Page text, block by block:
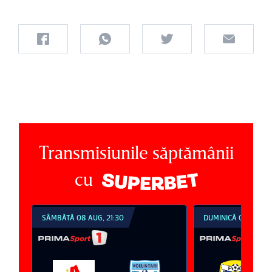
Transmisiunile săptămânii
cu
SÂMBĂTĂ 08 AUG, 21:30 DUMINICĂ 09 AUG,